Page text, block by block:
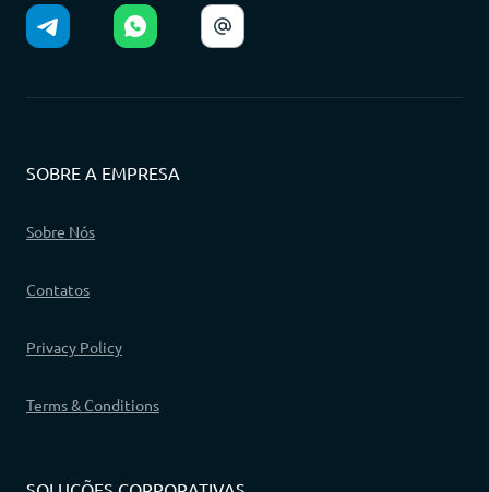
SOBRE A EMPRESA
Sobre Nós
Contatos
Privacy Policy
Terms & Conditions